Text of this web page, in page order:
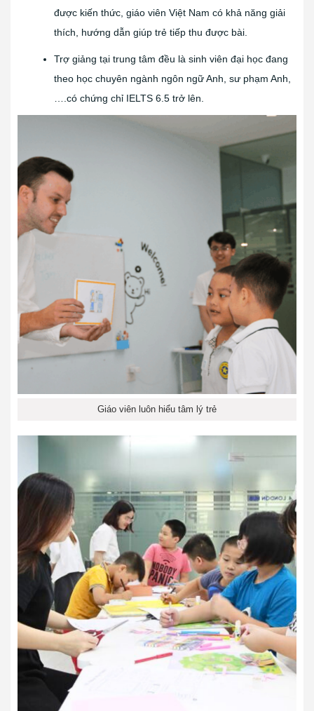
được kiến thức, giáo viên Việt Nam có khả năng giải
thích, hướng dẫn giúp trẻ tiếp thu được bài.
Trợ giảng tại trung tâm đều là sinh viên đại học đang
theo học chuyên ngành ngôn ngữ Anh, sư phạm Anh,
….có chứng chỉ IELTS 6.5 trở lên.
Giáo viên luôn hiểu tâm lý trẻ